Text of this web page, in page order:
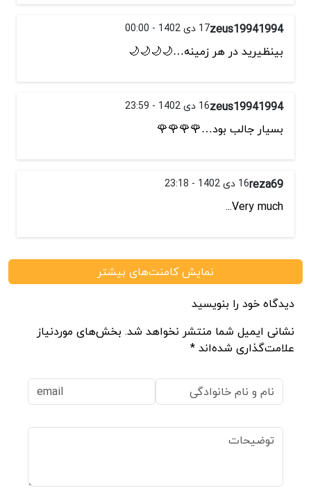
zeus1994199417 دی 1402 - 00:00
بینظیرید در هر زمینه…🌙🌙🌙🌙
zeus1994199416 دی 1402 - 23:59
بسیار جالب بود…🌹🌹🌹🌹
reza6916 دی 1402 - 23:18
Very much...
نمایش کامنت‌های بیشتر
دیدگاه خود را بنویسید
نشانی ایمیل شما منتشر نخواهد شد. بخش‌های موردنیاز
علامت‌گذاری شده‌اند *